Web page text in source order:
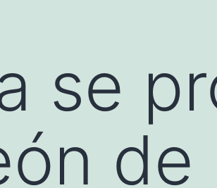
se
de